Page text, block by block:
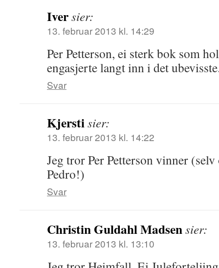
Iversier:
13. februar 2013 kl. 14:29
Per Petterson, ei sterk bok som
engasjerte langt inn i det
Svar
Kjerstisier:
13. februar 2013 kl. 14:22
Jeg tror Per Petterson vinner
Pedro!)
Svar
Christin Guldahl Madsensier:
13. februar 2013 kl. 13:10